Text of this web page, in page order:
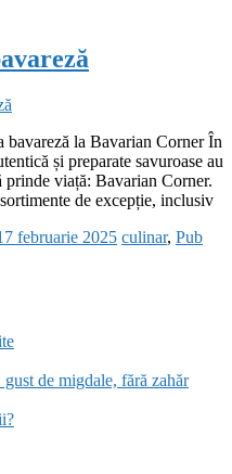
bavareză la Bavarian Corner În
și preparate savuroase au
prinde viață: Bavarian Corner.
de excepție, inclusiv
februarie 2025 culinar, Pub
de migdale, fără zahăr